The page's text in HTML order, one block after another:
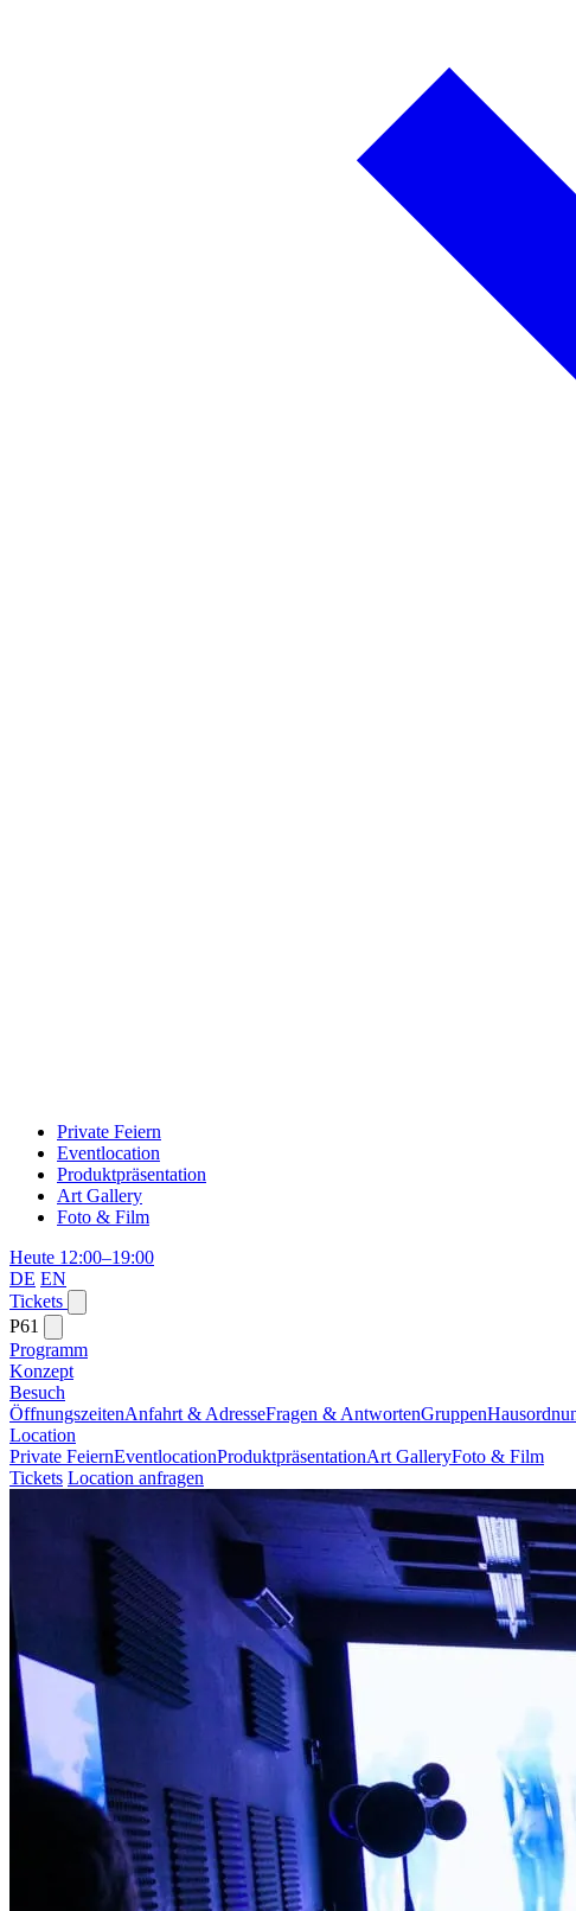
Private Feiern
Eventlocation
Produktpräsentation
Art Gallery
Foto & Film
Heute 12:00–19:00
DE EN
Tickets
P61
Programm
Konzept
Besuch
ÖffnungszeitenAnfahrt & AdresseFragen & AntwortenGruppen
Location
Private FeiernEventlocationProduktpräsentationArt GalleryFoto & Film
Tickets Location anfragen